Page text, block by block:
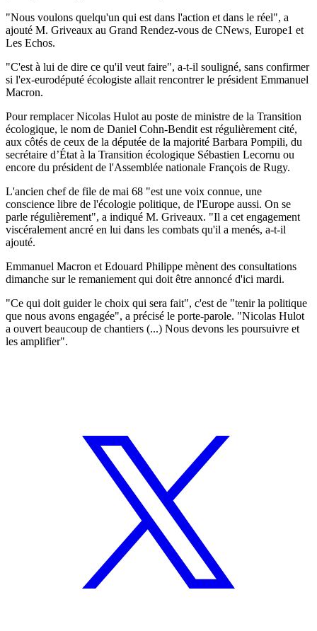
"Nous voulons quelqu'un qui est dans l'action et dans le réel", a
ajouté M. Griveaux au Grand Rendez-vous de CNews, Europe1 et
Les Echos.
"C'est à lui de dire ce qu'il veut faire", a-t-il souligné, sans confirmer
si l'ex-eurodéputé écologiste allait rencontrer le président Emmanuel
Macron.
Pour remplacer Nicolas Hulot au poste de ministre de la Transition
écologique, le nom de Daniel Cohn-Bendit est régulièrement cité,
aux côtés de ceux de la députée de la majorité Barbara Pompili, du
secrétaire d’État à la Transition écologique Sébastien Lecornu ou
encore du président de l'Assemblée nationale François de Rugy.
L'ancien chef de file de mai 68 "est une voix connue, une
conscience libre de l'écologie politique, de l'Europe aussi. On se
parle régulièrement", a indiqué M. Griveaux. "Il a cet engagement
viscéralement ancré en lui dans les combats qu'il a menés, a-t-il
ajouté.
Emmanuel Macron et Edouard Philippe mènent des consultations
dimanche sur le remaniement qui doit être annoncé d'ici mardi.
"Ce qui doit guider le choix qui sera fait", c'est de "tenir la politique
que nous avons engagée", a précisé le porte-parole. "Nicolas Hulot
a ouvert beaucoup de chantiers (...) Nous devons les poursuivre et
les amplifier".